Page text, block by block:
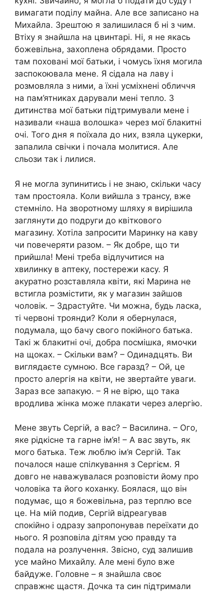
вимагати поділу майна. Але все записано на
Михайла. Зрештою я залишилася б ні з чим.
Втіху я знайшла на цвинтарі. Ні, я не якась
божевільна, захоплена обрядами. Просто
там поховані мої батьки, і чомусь їхня могила
заспокоювала мене. Я сідала на лаву і
розмовляла з ними, а їхні усміхнені обличчя
на пам’ятниках дарували мені тепло. З
дитинства мої батьки підтримували мене і
називали «наша волошка» через мої блакитні
очі. Того дня я поїхала до них, взяла цукерки,
запалила свічки і почала молитися. Але
сльози так і лилися.
Я не могла зупинитись і не знаю, скільки часу
там простояла. Коли вийшла з трансу, вже
стемніло. На зворотному шляху я вирішила
заглянути до подруги до квіткового
магазину. Хотіла запросити Маринку на каву
чи повечеряти разом. – Як добре, що ти
прийшла! Мені треба відлучитися на
хвилинку в аптеку, постережи касу. Я
акуратно розставляла квіти, які Марина не
встигла розмістити, як у магазин зайшов
чоловік. – Здрастуйте. Чи можна, будь ласка,
ті червоні троянди? Коли я обернулася,
подумала, що бачу свого покійного батька.
Такі ж блакитні очі, добра посмішка, ямочки
на щоках. – Скільки вам? – Одинадцять. Ви
виглядаєте сумною. Все гаразд? – Ой, це
просто алергія на квіти, не звертайте уваги.
Зараз все запакую. – Я не вірю, що така
вродлива жінка може плакати через алергію.
Мене звуть Сергій, а вас? – Василина. – Ого,
яке рідкісне та гарне ім’я! – А вас звуть, як
мого батька. Теж люблю ім’я Сергій. Так
почалося наше спілкування з Сергієм. Я
довго не наважувалася розповісти йому про
чоловіка та його коханку. Боялася, що він
подумає, що я божевільна, раз терплю все
це. На мій подив, Сергій відреагував
спокійно і одразу запропонував переїхати до
нього. Я розповіла дітям усю правду та
подала на розлучення. Звісно, суд залишив
усе майно Михайлу. Але мені було вже
байдуже. Головне – я знайшла своє
справжнє щастя. Дочка та син підтримали